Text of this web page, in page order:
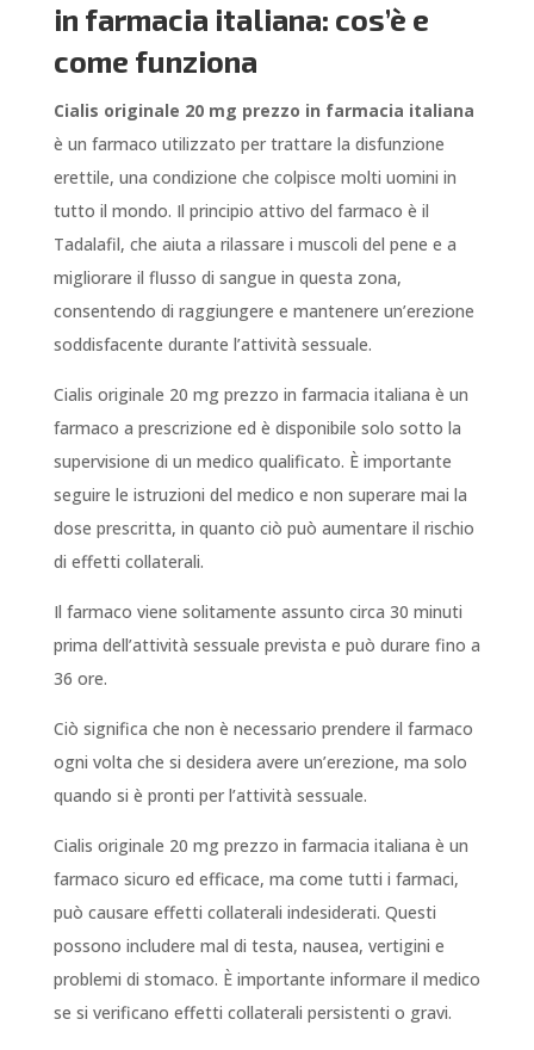
in farmacia italiana: cos’è e
come funziona
Cialis originale 20 mg prezzo in farmacia italiana
è un farmaco utilizzato per trattare la disfunzione
erettile, una condizione che colpisce molti uomini in
tutto il mondo. Il principio attivo del farmaco è il
Tadalafil, che aiuta a rilassare i muscoli del pene e a
migliorare il flusso di sangue in questa zona,
consentendo di raggiungere e mantenere un’erezione
soddisfacente durante l’attività sessuale.
Cialis originale 20 mg prezzo in farmacia italiana è un
farmaco a prescrizione ed è disponibile solo sotto la
supervisione di un medico qualificato. È importante
seguire le istruzioni del medico e non superare mai la
dose prescritta, in quanto ciò può aumentare il rischio
di effetti collaterali.
Il farmaco viene solitamente assunto circa 30 minuti
prima dell’attività sessuale prevista e può durare fino a
36 ore.
Ciò significa che non è necessario prendere il farmaco
ogni volta che si desidera avere un’erezione, ma solo
quando si è pronti per l’attività sessuale.
Cialis originale 20 mg prezzo in farmacia italiana è un
farmaco sicuro ed efficace, ma come tutti i farmaci,
può causare effetti collaterali indesiderati. Questi
possono includere mal di testa, nausea, vertigini e
problemi di stomaco. È importante informare il medico
se si verificano effetti collaterali persistenti o gravi.